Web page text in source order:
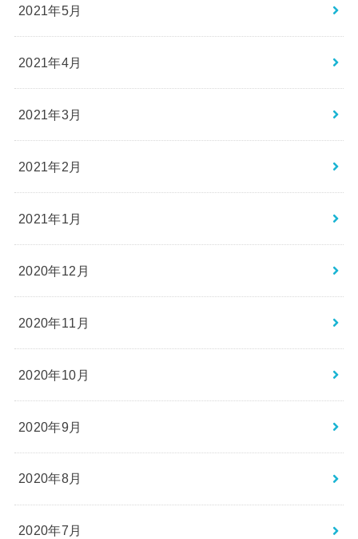
2021年5月
2021年4月
2021年3月
2021年2月
2021年1月
2020年12月
2020年11月
2020年10月
2020年9月
2020年8月
2020年7月